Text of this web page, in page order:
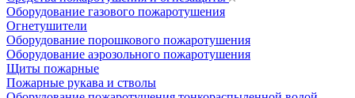
Оборудование газового пожаротушения
Огнетушители
Оборудование порошкового пожаротушения
Оборудование аэрозольного пожаротушения
Щиты пожарные
Пожарные рукава и стволы